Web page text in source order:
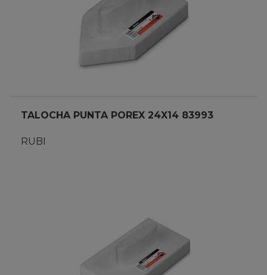
TALOCHA PUNTA POREX 24X14 83993
RUBI